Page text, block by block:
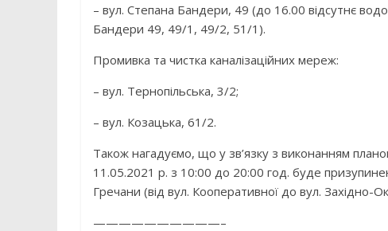
– вул. Степана Бандери, 49 (до 16.00 відсутнє
Бандери 49, 49/1, 49/2, 51/1).
Промивка та чистка каналізаційних мереж:
– вул. Тернопільська, 3/2;
– вул. Козацька, 61/2.
Також нагадуємо, що у зв’язку з виконанням
11.05.2021 р. з 10:00 до 20:00 год. буде
Гречани (від вул. Кооперативної до вул. Західно-
——————————–